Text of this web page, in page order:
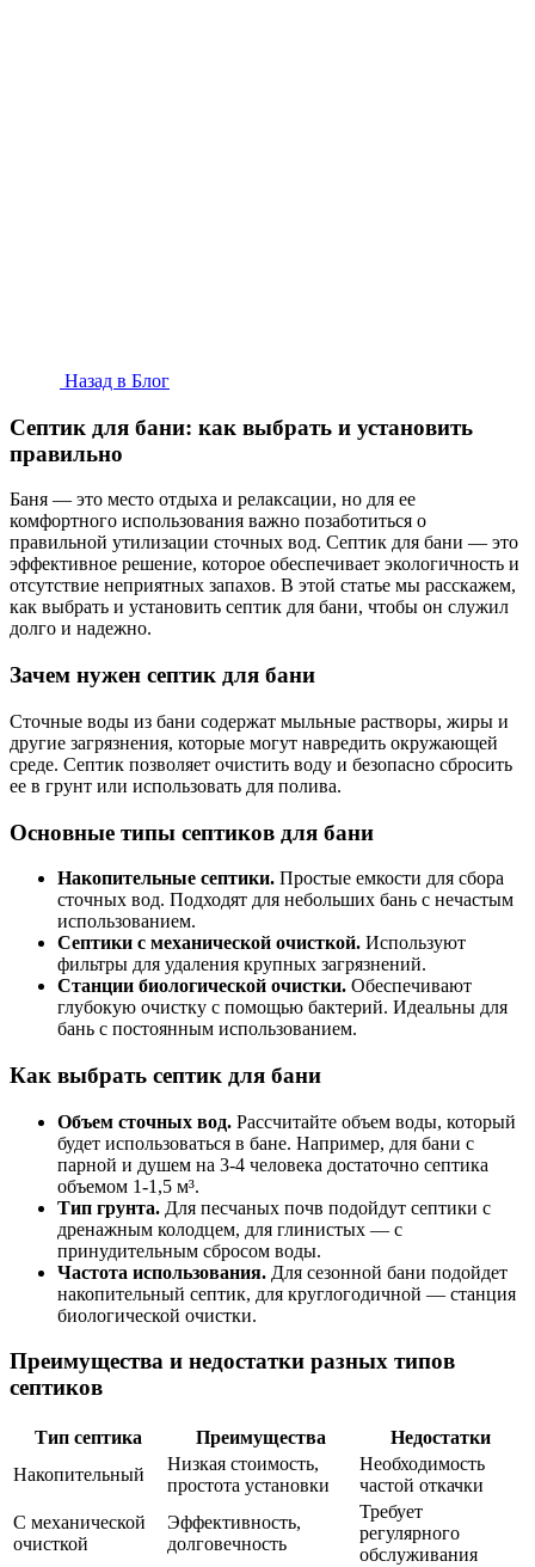
Назад в Блог
Септик для бани: как выбрать и установить
правильно
Баня — это место отдыха и релаксации, но для ее
комфортного использования важно позаботиться о
правильной утилизации сточных вод. Септик для бани — это
эффективное решение, которое обеспечивает экологичность и
отсутствие неприятных запахов. В этой статье мы расскажем,
как выбрать и установить септик для бани, чтобы он служил
долго и надежно.
Зачем нужен септик для бани
Сточные воды из бани содержат мыльные растворы, жиры и
другие загрязнения, которые могут навредить окружающей
среде. Септик позволяет очистить воду и безопасно сбросить
ее в грунт или использовать для полива.
Основные типы септиков для бани
Накопительные септики. Простые емкости для сбора
сточных вод. Подходят для небольших бань с нечастым
использованием.
Септики с механической очисткой. Используют
фильтры для удаления крупных загрязнений.
Станции биологической очистки. Обеспечивают
глубокую очистку с помощью бактерий. Идеальны для
бань с постоянным использованием.
Как выбрать септик для бани
Объем сточных вод. Рассчитайте объем воды, который
будет использоваться в бане. Например, для бани с
парной и душем на 3-4 человека достаточно септика
объемом 1-1,5 м³.
Тип грунта. Для песчаных почв подойдут септики с
дренажным колодцем, для глинистых — с
принудительным сбросом воды.
Частота использования. Для сезонной бани подойдет
накопительный септик, для круглогодичной — станция
биологической очистки.
Преимущества и недостатки разных типов
септиков
Тип септика Преимущества
Недостатки
Накопительный
Низкая стоимость,
простота установки
Необходимость
частой откачки
С механической
очисткой
Эффективность,
долговечность
Требует
регулярного
обслуживания